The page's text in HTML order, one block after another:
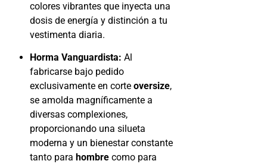
colores vibrantes que inyecta una
dosis de energía y distinción a tu
vestimenta diaria.
Horma Vanguardista: Al
fabricarse bajo pedido
exclusivamente en corte oversize,
se amolda magníficamente a
diversas complexiones,
proporcionando una silueta
moderna y un bienestar constante
tanto para hombre como para